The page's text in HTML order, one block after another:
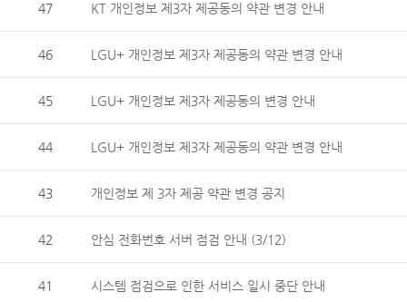
47 KT 개인정보 제3자 제공동의 약관 변경 안내
46 LGU+ 개인정보 제3자 제공동의 약관 변경 안내
45 LGU+ 개인정보 제3자 제공동의 변경 안내
44 LGU+ 개인정보 제3자 제공동의 약관 변경 안내
43 개인정보 제 3자 제공 약관 변경 공지
42 안심 전화번호 서버 점검 안내 (3/12)
41 시스템 점검으로 인한 서비스 일시 중단 안내